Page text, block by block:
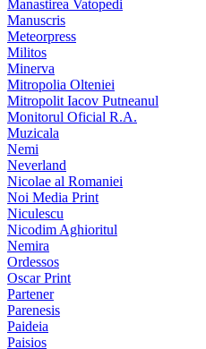
Manastirea Vatopedi
Manuscris
Meteorpress
Militos
Minerva
Mitropolia Olteniei
Mitropolit Iacov Putneanul
Monitorul Oficial R.A.
Muzicala
Nemi
Neverland
Nicolae al Romaniei
Noi Media Print
Niculescu
Nicodim Aghioritul
Nemira
Ordessos
Oscar Print
Partener
Parenesis
Paideia
Paisios